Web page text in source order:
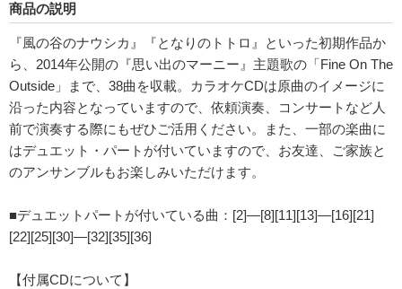
商品の説明
『風の谷のナウシカ』『となりのトトロ』といった初期作品か
ら、2014年公開の『思い出のマーニー』主題歌の「Fine On The
Outside」まで、38曲を収載。カラオケCDは原曲のイメージに
沿った内容となっていますので、依頼演奏、コンサートなど人
前で演奏する際にもぜひご活用ください。また、一部の楽曲に
はデュエット・パートが付いていますので、お友達、ご家族と
のアンサンブルもお楽しみいただけます。
■デュエットパートが付いている曲：[2]―[8][11][13]―[16][21]
[22][25][30]―[32][35][36]
【付属CDについて】